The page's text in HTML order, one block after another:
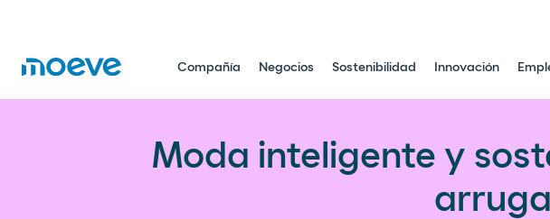
Compañía Negocios Sostenibilidad Innovación
Moda inteligente y
Innovación sostenible